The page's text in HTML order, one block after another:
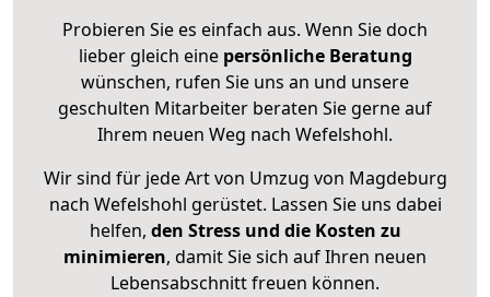
Probieren Sie es einfach aus. Wenn Sie doch
lieber gleich eine persönliche Beratung
wünschen, rufen Sie uns an und unsere
geschulten Mitarbeiter beraten Sie gerne auf
Ihrem neuen Weg nach Wefelshohl.
Wir sind für jede Art von Umzug von Magdeburg
nach Wefelshohl gerüstet. Lassen Sie uns dabei
helfen, den Stress und die Kosten zu
minimieren, damit Sie sich auf Ihren neuen
Lebensabschnitt freuen können.